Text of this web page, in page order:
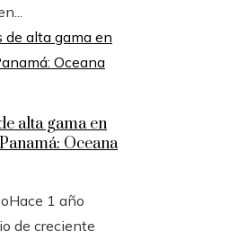
alta gama en
Oceana
Hace 1 año
de creciente